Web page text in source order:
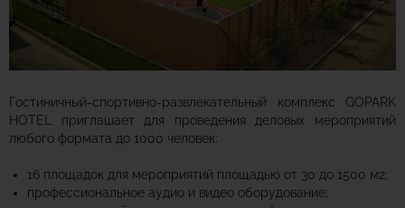
Гостиничный-спортивно-развлекательный комплекс GOPARK
HOTEL приглашает для проведения деловых мероприятий
любого формата до 1000 человек:
16 площадок для мероприятий площадью от 30 до 1500 м2;
профессиональное аудио и видео оборудование;